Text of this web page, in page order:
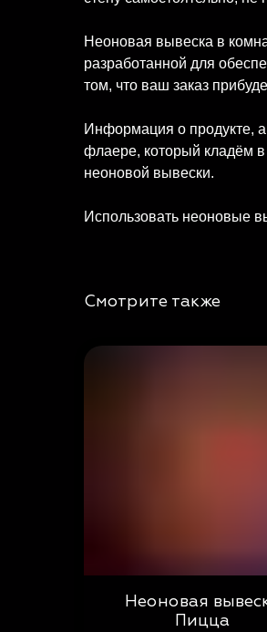
Неоновая вывеска в
разработанной для
том, что ваш заказ
Информация о продукте,
флаере, который кладём в
неоновой вывески.
Использовать неоновые
Смотрите также
Неоновая
Пицца